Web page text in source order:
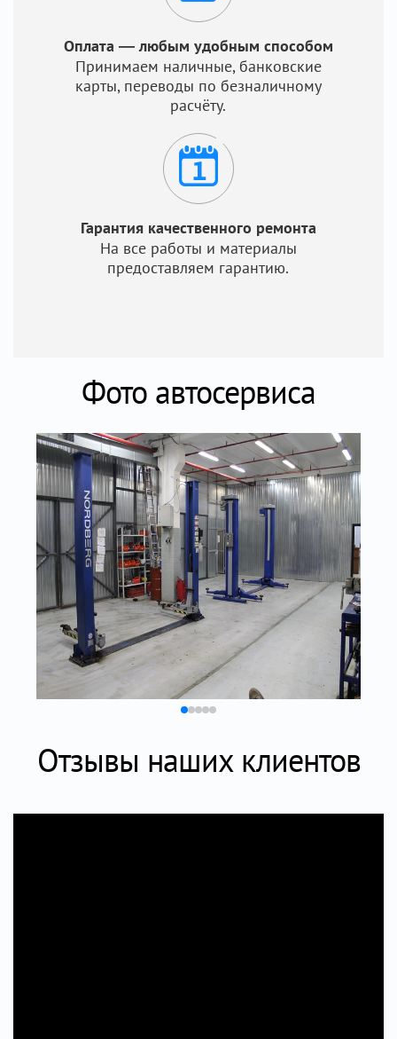
Оплата — любым удобным способом
Принимаем наличные, банковские
карты, переводы по безналичному
расчёту.
Гарантия качественного ремонта
На все работы и материалы
предоставляем гарантию.
Фото автосервиса
Отзывы наших клиентов